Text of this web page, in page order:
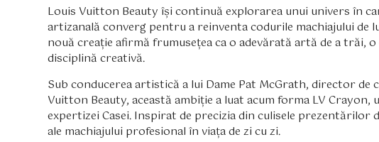
Louis Vuitton Beauty își continuă explorarea unui univers în
artizanală converg pentru a reinventa codurile machiajului de
nouă creație afirmă frumusețea ca o adevărată artă de a trăi,
disciplină creativă.
Sub conducerea artistică a lui Dame Pat McGrath, director de
Vuitton Beauty, această ambiție a luat acum forma LV Crayon,
expertizei Casei. Inspirat de precizia din culisele prezentărilor
ale machiajului profesional în viața de zi cu zi.